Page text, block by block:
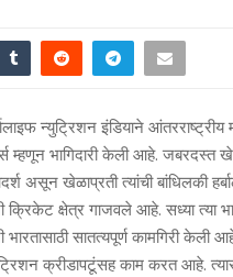
न्युट्रिशन इंडियाने आंतरराष्ट्रीय
म्हणून भागिदारी केली आहे.
असून खेळाप्रती त्यांची बांधिलकी
क्षेत्र गाजवले आहे. सध्या त्या
सातत्यपूर्ण कामगिरी केली
क्रीडापटूंसह काम करत आहे.